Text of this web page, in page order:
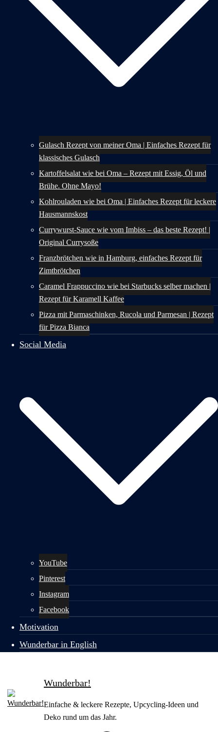
Gulasch Rezept von meiner Oma | Einfaches Rezept für
klassisches Gulasch
Kartoffelsalat wie bei Oma – Rezept mit Essig, Öl und
Brühe. Ohne Mayo!
Kohlrouladen wie bei Oma | Einfaches Rezept für leckere
Hausmannskost
Currywurst-Sauce wie vom Imbiss – das beste Rezept! |
Original Currysoße
Franzbrötchen wie in Hamburg, einfaches Rezept für
Zimtbrötchen
Caramel Frappuccino wie bei Starbucks selber machen |
Rezept für Karamell Kaffee
Pizza mit Parmaschinken, Rucola und Parmesan | Rezept
für Pizza Bianca
Social Media
YouTube
Pinterest
Instagram
Facebook
Motivation
Wunderbar in English
Wunderbar!
Einfache & leckere Rezepte, Upcycling-Ideen und
Deko rund um das Jahr.